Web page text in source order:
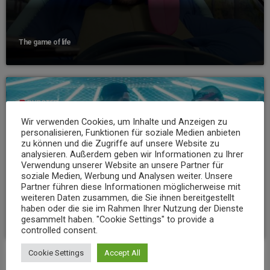
The game of life
labelDUBSTEP
On the floor
Wir verwenden Cookies, um Inhalte und Anzeigen zu
personalisieren, Funktionen für soziale Medien anbieten
zu können und die Zugriffe auf unsere Website zu
analysieren. Außerdem geben wir Informationen zu Ihrer
Verwendung unserer Website an unsere Partner für
soziale Medien, Werbung und Analysen weiter. Unsere
Partner führen diese Informationen möglicherweise mit
weiteren Daten zusammen, die Sie ihnen bereitgestellt
haben oder die sie im Rahmen Ihrer Nutzung der Dienste
gesammelt haben. "Cookie Settings" to provide a
controlled consent.
Cookie Settings Accept All